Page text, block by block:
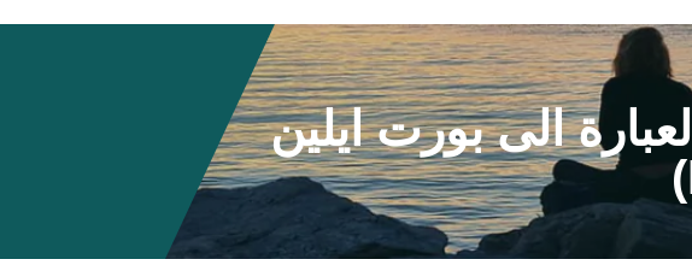
الى بورت ايلين